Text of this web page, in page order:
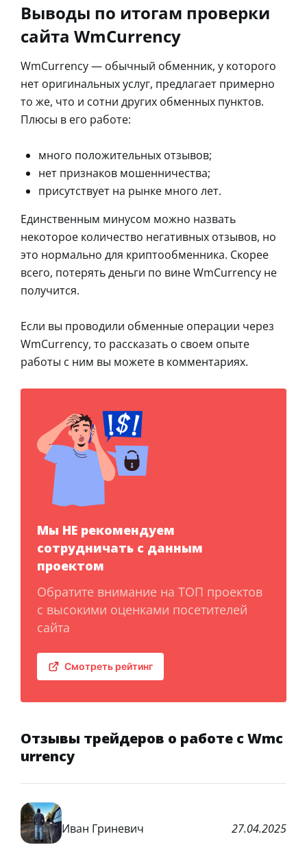
Выводы по итогам проверки
сайта WmCurrency
WmCurrency — обычный обменник, у которого
нет оригинальных услуг, предлагает примерно
то же, что и сотни других обменных пунктов.
Плюсы в его работе:
много положительных отзывов;
нет признаков мошенничества;
присутствует на рынке много лет.
Единственным минусом можно назвать
некоторое количество негативных отзывов, но
это нормально для криптообменника. Скорее
всего, потерять деньги по вине WmCurrency не
получится.
Если вы проводили обменные операции через
WmCurrency, то рассказать о своем опыте
работы с ним вы можете в комментариях.
Мы НЕ рекомендуем
сотрудничать с данным
проектом
Обратите внимание на ТОП проектов
с высокими оценками посетителей
сайта
Смотреть рейтинг
Отзывы трейдеров о работе с Wmc
urrency
Иван Гриневич 27.04.2025